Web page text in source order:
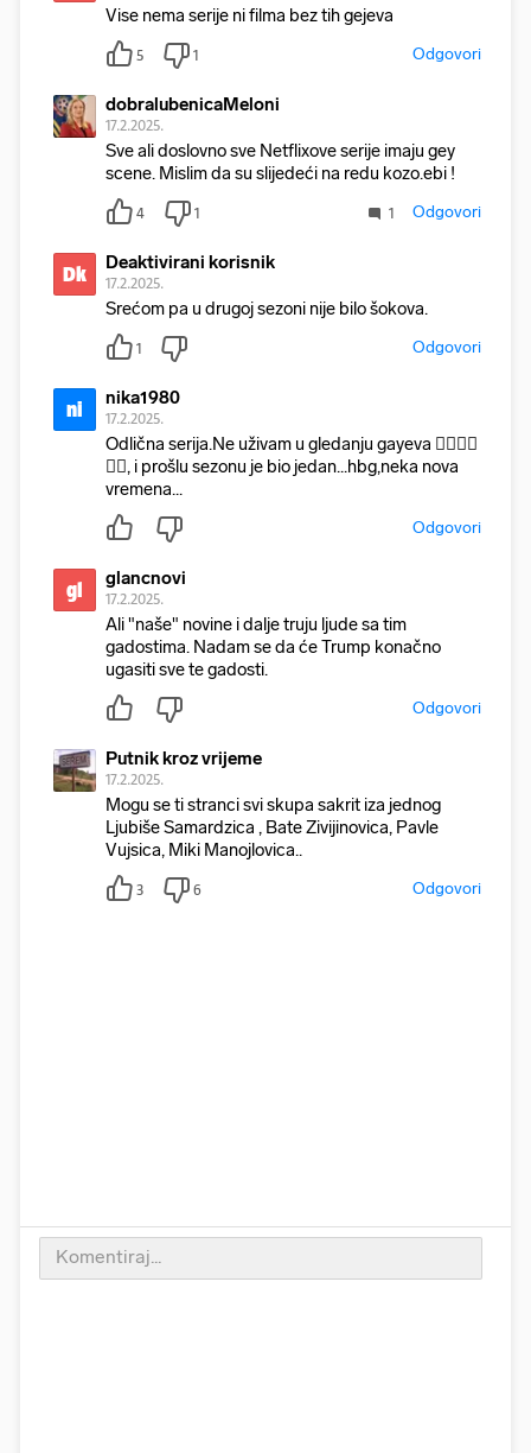
Vise nema serije ni filma bez tih gejeva
5 1 Odgovori
dobralubenicaMeloni
17.2.2025.
Sve ali doslovno sve Netflixove serije imaju gey
scene. Mislim da su slijedeći na redu kozo.ebi !
4 1 1 Odgovori
Dk Deaktivirani korisnik
17.2.2025.
Srećom pa u drugoj sezoni nije bilo šokova.
1 Odgovori
ni nika1980
17.2.2025.
Odlična serija.Ne uživam u gledanju gayeva 🤦‍♀️🤦‍♀️
🤦‍♀️, i prošlu sezonu je bio jedan...hbg,neka nova
vremena...
Odgovori
gl glancnovi
17.2.2025.
Ali "naše" novine i dalje truju ljude sa tim
gadostima. Nadam se da će Trump konačno
ugasiti sve te gadosti.
Odgovori
Putnik kroz vrijeme
17.2.2025.
Mogu se ti stranci svi skupa sakrit iza jednog
Ljubiše Samardzica , Bate Zivijinovica, Pavle
Vujsica, Miki Manojlovica..
3 6 Odgovori